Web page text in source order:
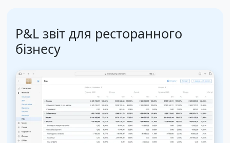
P&L звіт для ресторанного
бізнесу